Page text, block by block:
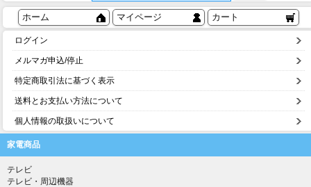
ホーム マイページ カート
ログイン
メルマガ申込/停止
特定商取引法に基づく表示
送料とお支払い方法について
個人情報の取扱いについて
家電商品
テレビ
テレビ・周辺機器